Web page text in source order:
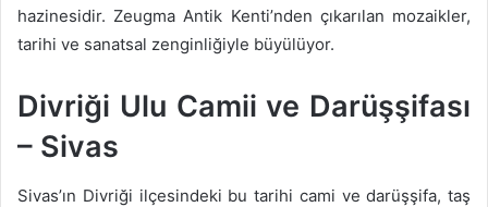
hazinesidir. Zeugma Antik Kenti’nden çıkarılan mozaikler,
tarihi ve sanatsal zenginliğiyle büyülüyor.
Divriği Ulu Camii ve Darüşşifası
– Sivas
Sivas’ın Divriği ilçesindeki bu tarihi cami ve darüşşifa, taş